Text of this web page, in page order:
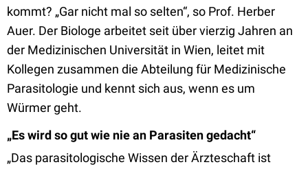
kommt? „Gar nicht mal so selten“, so Prof. Herber
Auer. Der Biologe arbeitet seit über vierzig Jahren an
der Medizinischen Universität in Wien, leitet mit
Kollegen zusammen die Abteilung für Medizinische
Parasitologie und kennt sich aus, wenn es um
Würmer geht.
„Es wird so gut wie nie an Parasiten gedacht“
„Das parasitologische Wissen der Ärzteschaft ist